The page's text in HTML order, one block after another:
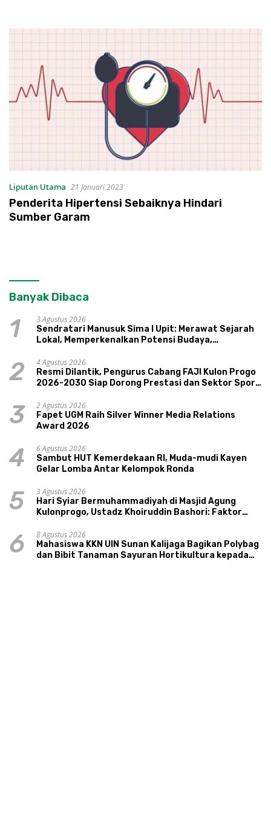
Liputan Utama 21 Januari 2023
Penderita Hipertensi Sebaiknya Hindari
Sumber Garam
Banyak Dibaca
1
3 Agustus 2026
Sendratari Manusuk Sima I Upit: Merawat Sejarah
Lokal, Memperkenalkan Potensi Budaya,
2
4 Agustus 2026
Resmi Dilantik, Pengurus Cabang FAJI Kulon Progo
2026-2030 Siap Dorong Prestasi dan Sektor Sport
3
2 Agustus 2026
Fapet UGM Raih Silver Winner Media Relations
Award 2026
4
6 Agustus 2026
Sambut HUT Kemerdekaan RI, Muda-mudi Kayen
Gelar Lomba Antar Kelompok Ronda
5
3 Agustus 2026
Hari Syiar Bermuhammadiyah di Masjid Agung
Kulonprogo, Ustadz Khoiruddin Bashori: Faktor
6
8 Agustus 2026
Mahasiswa KKN UIN Sunan Kalijaga Bagikan Polybag
dan Bibit Tanaman Sayuran Hortikultura kepada